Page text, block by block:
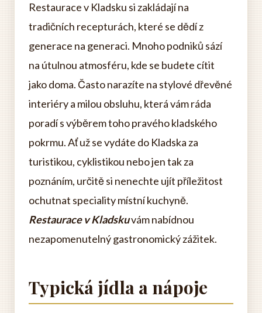
Restaurace v Kladsku si zakládají na
tradičních recepturách, které se dědí z
generace na generaci. Mnoho podniků sází
na útulnou atmosféru, kde se budete cítit
jako doma. Často narazíte na stylové dřevěné
interiéry a milou obsluhu, která vám ráda
poradí s výběrem toho pravého kladského
pokrmu. Ať už se vydáte do Kladska za
turistikou, cyklistikou nebo jen tak za
poznáním, určitě si nenechte ujít příležitost
ochutnat speciality místní kuchyně.
Restaurace v Kladskuvám nabídnou
nezapomenutelný gastronomický zážitek.
Typická jídla a nápoje